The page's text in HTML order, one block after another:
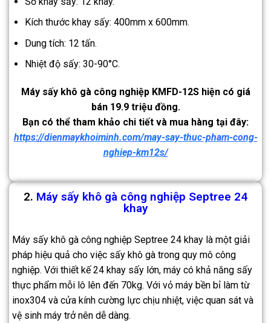
Kích thước khay sấy: 400mm x 600mm.
Dung tích: 12 tấn.
Nhiệt độ sấy: 30-90°C.
Máy sấy khô gà công nghiệp KMFD-12S hiện có giá
bán 19.9 triệu đồng.
Bạn có thể tham khảo chi tiết và mua hàng tại đây:
https://dienmaykhoiminh.com/may-say-thuc-pham-cong-
nghiep-km12s/
2. Máy sấy khô gà công nghiệp Septree 24
khay
Máy sấy khô gà công nghiệp Septree 24 khay là một giải
pháp hiệu quả cho việc sấy khô gà trong quy mô công
nghiệp. Với thiết kế 24 khay sấy lớn, máy có khả năng sấy
thực phẩm mỗi lô lên đến 70kg. Với vỏ máy bền bỉ làm từ
inox304 và cửa kính cường lực chịu nhiệt, việc quan sát và
vệ sinh máy trở nên dễ dàng.